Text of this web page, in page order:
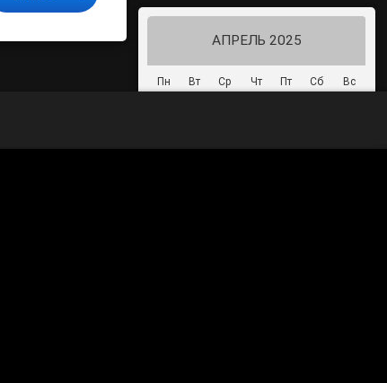
АПРЕЛЬ 2025
Пн Вт Ср Чт Пт Сб Вс